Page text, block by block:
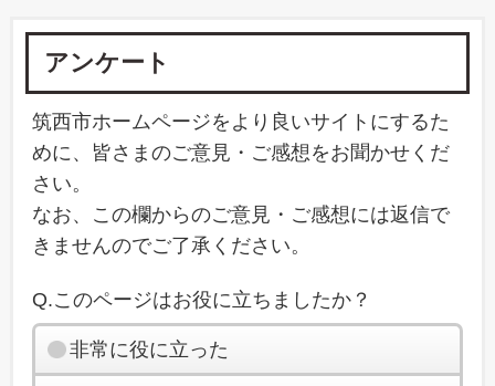
アンケート
筑西市ホームページをより良いサイトにするた
めに、皆さまのご意見・ご感想をお聞かせくだ
さい。
なお、この欄からのご意見・ご感想には返信で
きませんのでご了承ください。
Q.このページはお役に立ちましたか？
非常に役に立った